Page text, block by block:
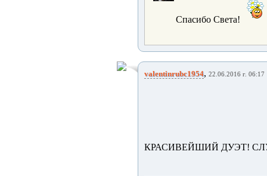
Спасибо Света!
valentinrubc1954, 22.06.2016 г. 06:17
КРАСИВЕЙШИЙ ДУЭТ!